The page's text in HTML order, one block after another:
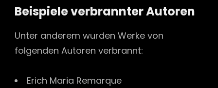
Beispiele verbrannter Autoren
Unter anderem wurden Werke von
folgenden Autoren verbrannt:
Erich Maria Remarque